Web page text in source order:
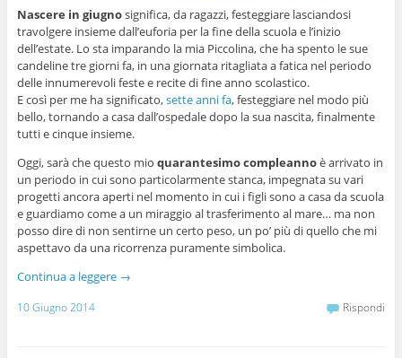
Nascere in giugnosignifica, da ragazzi, festeggiare lasciandosi
travolgere insieme dall’euforia per la fine della scuola e l’inizio
dell’estate. Lo sta imparando la mia Piccolina, che ha spento le sue
candeline tre giorni fa, in una giornata ritagliata a fatica nel periodo
delle innumerevoli feste e recite di fine anno scolastico.
E così per me ha significato,sette anni fa, festeggiare nel modo più
bello, tornando a casa dall’ospedale dopo la sua nascita, finalmente
tutti e cinque insieme.
Oggi, sarà che questo mio quarantesimo compleannoè arrivato in
un periodo in cui sono particolarmente stanca, impegnata su vari
progetti ancora aperti nel momento in cui i figli sono a casa da scuola
e guardiamo come a un miraggio al trasferimento al mare… ma non
posso dire di non sentirne un certo peso, un po’ più di quello che mi
aspettavo da una ricorrenza puramente simbolica.
Continua a leggere →
10 Giugno 2014 Rispondi